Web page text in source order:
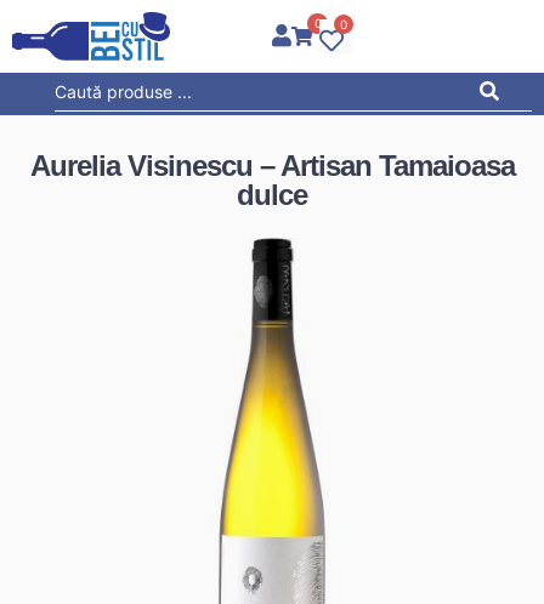
0 0
Aurelia Visinescu – Artisan Tamaioasa
dulce